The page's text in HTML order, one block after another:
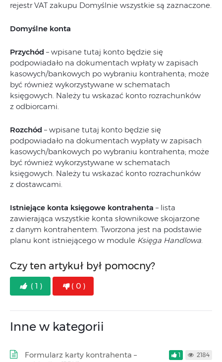
rejestr VAT zakupu Domyślnie wszystkie są zaznaczone.
Domyślne konta
Przychód – wpisane tutaj konto będzie się
podpowiadało na dokumentach wpłaty w zapisach
kasowych/bankowych po wybraniu kontrahenta; może
być również wykorzystywane w schematach
księgowych. Należy tu wskazać konto rozrachunków
z odbiorcami.
Rozchód – wpisane tutaj konto będzie się
podpowiadało na dokumentach wypłaty w zapisach
kasowych/bankowych po wybraniu kontrahenta; może
być również wykorzystywane w schematach
księgowych. Należy tu wskazać konto rozrachunków
z dostawcami.
Istniejące konta księgowe kontrahenta – lista
zawierająca wszystkie konta słownikowe skojarzone
z danym kontrahentem. Tworzona jest na podstawie
planu kont istniejącego w module Księga Handlowa.
Czy ten artykuł był pomocny?
( 1 ) ( 0 )
Inne w kategorii
Formularz karty kontrahenta –
1 2184